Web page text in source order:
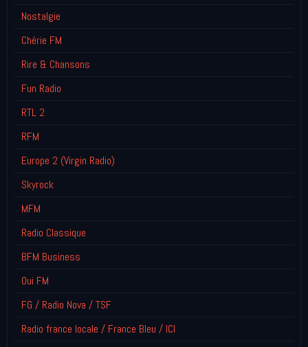
Nostalgie
Chérie FM
Rire & Chansons
Fun Radio
RTL 2
RFM
Europe 2 (Virgin Radio)
Skyrock
MFM
Radio Classique
BFM Business
Oui FM
FG / Radio Nova / TSF
Radio france locale / France Bleu / ICI